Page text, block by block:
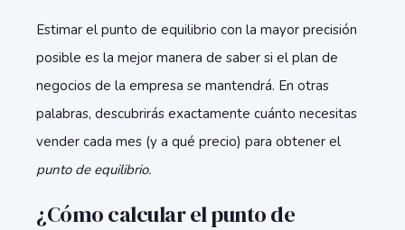
Estimar el punto de equilibrio con la mayor precisión
posible es la mejor manera de saber si el plan de
negocios de la empresa se mantendrá. En otras
palabras, descubrirás exactamente cuánto necesitas
vender cada mes (y a qué precio) para obtener el
punto de equilibrio.
¿Cómo calcular el punto de